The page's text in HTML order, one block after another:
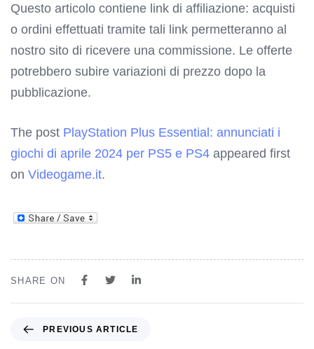
Questo articolo contiene link di affiliazione: acquisti
o ordini effettuati tramite tali link permetteranno al
nostro sito di ricevere una commissione. Le offerte
potrebbero subire variazioni di prezzo dopo la
pubblicazione.
The post PlayStation Plus Essential: annunciati i
giochi di aprile 2024 per PS5 e PS4 appeared first
on Videogame.it.
SHARE ON
PREVIOUS ARTICLE